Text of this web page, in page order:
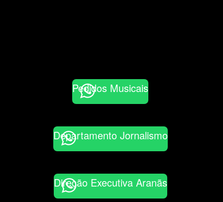
Pedidos Musicais
Departamento Jornalismo
Direção Executiva Aranãs